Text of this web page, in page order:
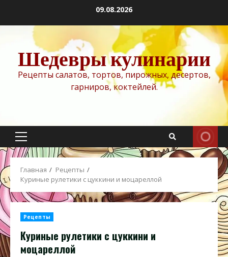
содержимому
09.08.2026
Шедевры кулинарии
Рецепты салатов, тортов, пирожных, десертов,
гарниров, коктейлей.
Основное
меню
Главная
Рецепты
Куриные рулетики с цуккини и моцареллой
Рецепты
Куриные рулетики с цуккини и
моцареллой